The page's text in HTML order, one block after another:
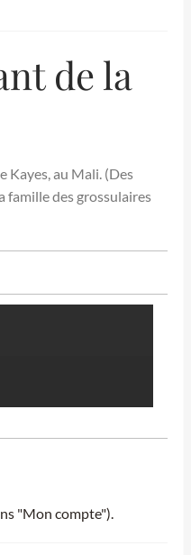
de la
Kayes, au Mali. (Des
famille des grossulaires
"Mon compte").